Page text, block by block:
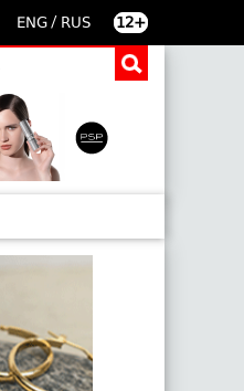
ENG / RUS 12+